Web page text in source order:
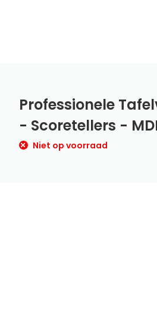
Professionele
- Scoretellers -
Niet op voorraad